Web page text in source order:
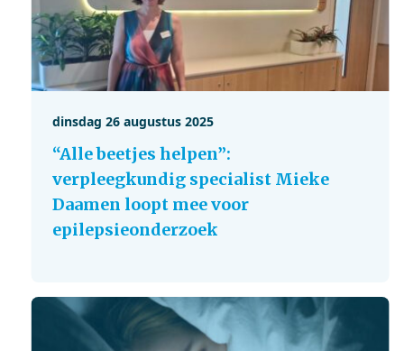
dinsdag 26 augustus 2025
“Alle beetjes helpen”:
verpleegkundig specialist Mieke
Daamen loopt mee voor
epilepsieonderzoek